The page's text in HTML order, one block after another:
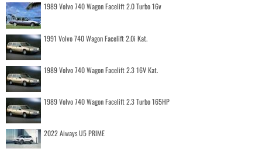
1989 Volvo 740 Wagon Facelift 2.0 Turbo 16v
1991 Volvo 740 Wagon Facelift 2.0i Kat.
1989 Volvo 740 Wagon Facelift 2.3 16V Kat.
1989 Volvo 740 Wagon Facelift 2.3 Turbo 165HP
2022 Aiways U5 PRIME